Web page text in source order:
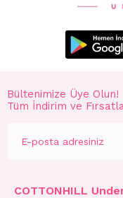
Bültenimize Üye Olun!
Tüm İndirim ve
COTTONHILL